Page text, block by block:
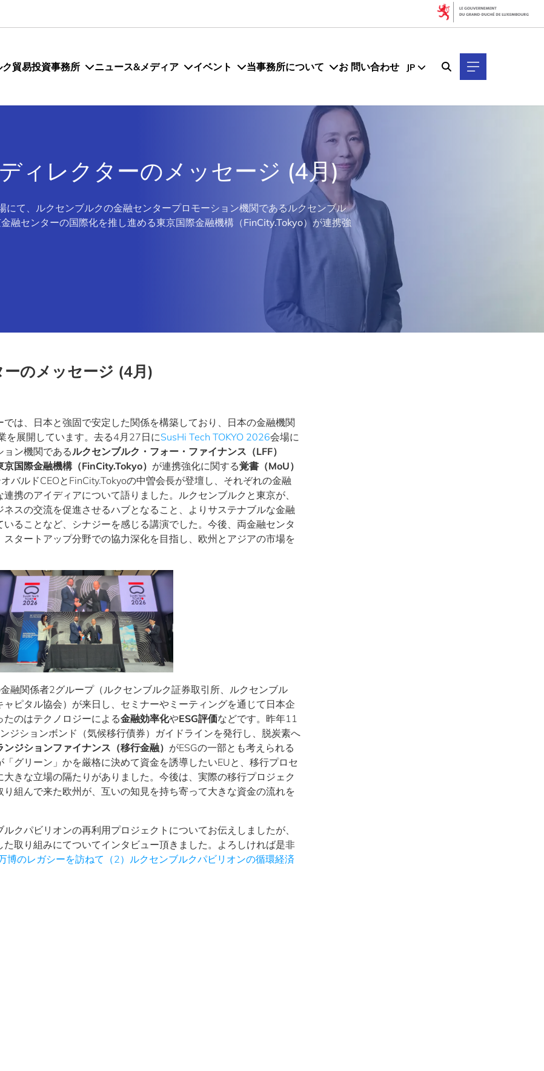
貿易投資事務所 ニュース&メディア イベント 当事務所について お 問い合わせ JP
ィレクターのメッセージ (4月)
て、ルクセンブルクの金融センタープロモーション機関であるルクセンブル
融センターの国際化を推し進める東京国際金融機構（FinCity.Tokyo）が連携強
のメッセージ (4月)
は、日本と強固で安定した関係を構築しており、日本の金融機関
を展開しています。去る4月27日にSusHi Tech TOKYO 2026会場に
ン機関であるルクセンブルク・フォー・ファイナンス（LFF）
京国際金融機構（FinCity.Tokyo） が連携強化に関する覚書（MoU）
バルドCEOとFinCity.Tokyoの中曽会長が登壇し、それぞれの金融
携のアイディアについて語りました。ルクセンブルクと東京が、
スの交流を促進させるハブとなること、よりサステナブルな金融
ることなど、シナジーを感じる講演でした。今後、両金融センタ
タートアップ分野での協力深化を目指し、欧州とアジアの市場を
融関係者2グループ（ルクセンブルク証券取引所、ルクセンブル
ピタル協会）が来日し、セミナーやミーティングを通じて日本企
のはテクノロジーによる金融効率化やESG評価などです。昨年11
ジションボンド（気候移行債券）ガイドラインを発行し、脱炭素へ
ンジションファイナンス（移行金融） がESGの一部とも考えられる
グリーン」かを厳格に決めて資金を誘導したいEUと、移行プロセ
きな立場の隔たりがありました。今後は、実際の移行プロジェク
組んで来た欧州が、互いの知見を持ち寄って大きな資金の流れを
クパビリオンの再利用プロジェクトについてお伝えしましたが、
た取り組みにてついてインタビュー頂きました。よろしければ是非
博のレガシーを訪ねて（2）ルクセンブルクパビリオンの循環経済